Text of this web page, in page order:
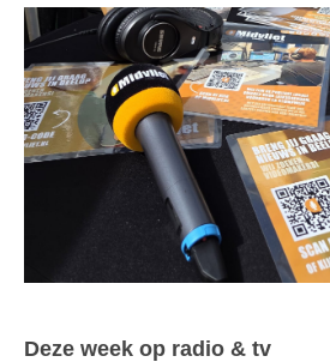
Deze week op radio & tv